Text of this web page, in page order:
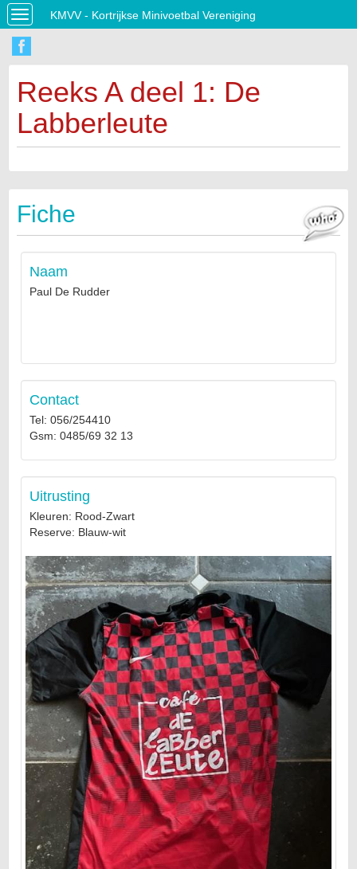
Toggle
navigation
KMVV - Kortrijkse Minivoetbal Vereniging
Reeks A deel 1: De
Labberleute
Fiche
Naam
Paul De Rudder
Contact
Tel: 056/254410
Gsm: 0485/69 32 13
Uitrusting
Kleuren: Rood-Zwart
Reserve: Blauw-wit